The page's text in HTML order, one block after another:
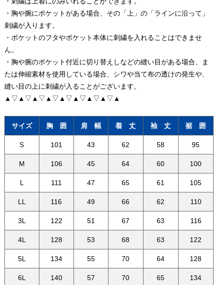
・胸や腕にポケットがある場合、その「上」の「ラインに沿って」
刺繍が入ります。
・ポケットのフタやポケット本体に刺繍を入れることはできませ
ん。
・胸や腕のポケット付近に切り替えしなどの縫い目がある場合、ま
たは伸縮素材を使用している場合、シワや当て布の透けの発生や、
縫い目の上に刺繍が入ることがございます。
▲▽▲▽▲▽▲▽▲▽▲▽▲▽▲▽▲
サイズ 胸 囲 肩 幅 着 丈 袖 丈 裾 囲
S 101 43 62 58 95
M 106 45 64 60 100
L 111 47 65 61 105
LL 116 49 66 62 110
3L 122 51 67 63 116
4L 128 53 68 63 122
5L 134 55 70 64 128
6L 140 57 70 65 134